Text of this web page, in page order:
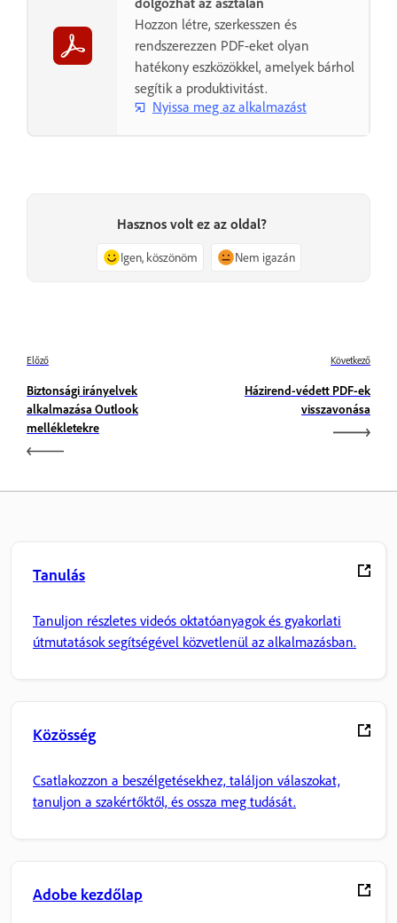
Hozzon létre, szerkesszen és
rendszerezzen PDF-eket olyan
hatékony eszközökkel, amelyek bárhol
segítik a produktivitást.
Nyissa meg az alkalmazást
Hasznos volt ez az oldal?
Igen, köszönöm Nem igazán
Előző
Biztonsági irányelvek
alkalmazása Outlook
mellékletekre
Következő
Házirend-védett PDF-ek
visszavonása
Tanulás
Tanuljon részletes videós oktatóanyagok és gyakorlati
útmutatások segítségével közvetlenül az alkalmazásban.
Közösség
Csatlakozzon a beszélgetésekhez, találjon válaszokat,
tanuljon a szakértőktől, és ossza meg tudását.
Adobe kezdőlap